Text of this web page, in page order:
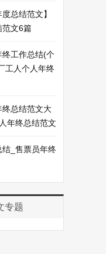
总结范文】
范文6篇
终工作总结(个
工人个人年终
总结范文大
年终总结范文
_售票员年终
专题